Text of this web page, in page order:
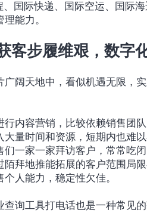
、国际快递、国际空运、国际
能力。
客步履维艰，数字
广阔天地中，看似机遇无限，
行内容营销，比较依赖销售团
大量时间和资源，短期内也难
们一家一家拜访客户，常常吃
陌拜地推能拓展的客户范围局
人能力，稳定性欠佳。
查询工具打电话也是一种常见